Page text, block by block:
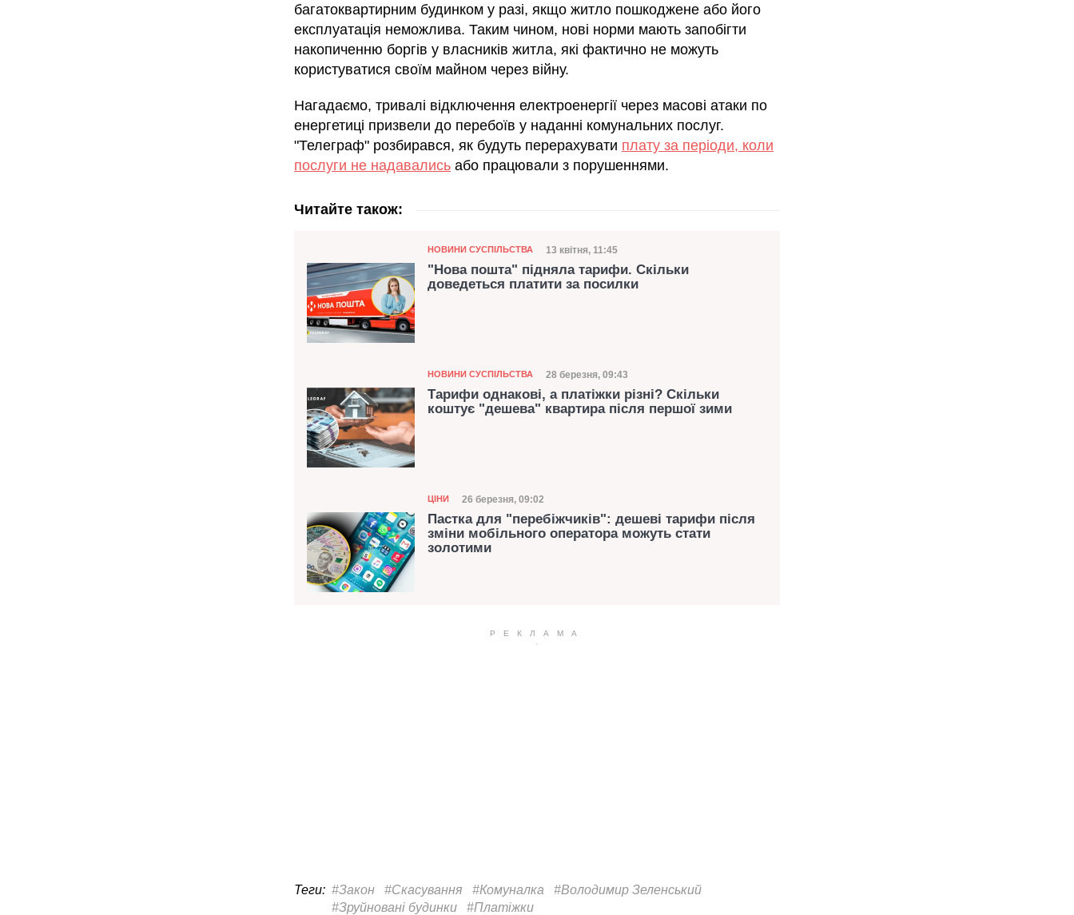
багатоквартирним будинком у разі, якщо житло пошкоджене або його
експлуатація неможлива. Таким чином, нові норми мають запобігти
накопиченню боргів у власників житла, які фактично не можуть
користуватися своїм майном через війну.
Нагадаємо, тривалі відключення електроенергії через масові атаки по
енергетиці призвели до перебоїв у наданні комунальних послуг.
"Телеграф" розбирався, як будуть перерахувати плату за періоди, коли
послуги не надавались або працювали з порушеннями.
Читайте також:
Категорія
НОВИНИ СУСПІЛЬСТВА Дата публікації
13 квітня, 11:45
"Нова пошта" підняла тарифи. Скільки
доведеться платити за посилки
Категорія
НОВИНИ СУСПІЛЬСТВА Дата публікації
28 березня, 09:43
Тарифи однакові, а платіжки різні? Скільки
коштує "дешева" квартира після першої зими
Категорія
ЦІНИ Дата публікації
26 березня, 09:02
Пастка для "перебіжчиків": дешеві тарифи після
зміни мобільного оператора можуть стати
золотими
Теги: #Закон #Скасування #Комуналка
#Володимир Зеленський
#Зруйновані будинки
#Платіжки